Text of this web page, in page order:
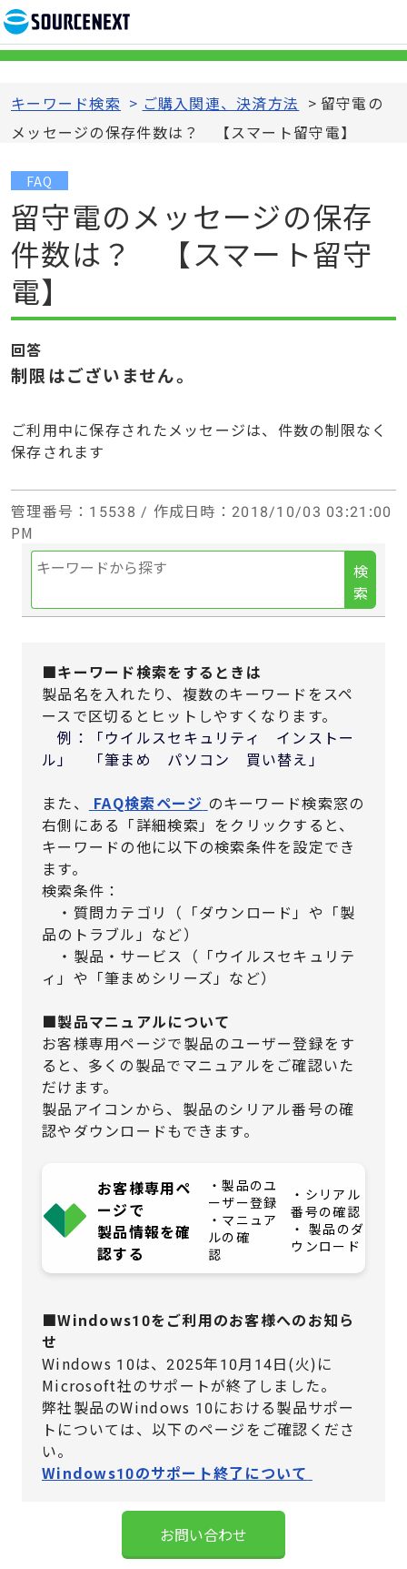
キーワード検索 > ご購入関連、決済方法 > 留守電の
メッセージの保存件数は？ 【スマート留守電】
FAQ
留守電のメッセージの保存
件数は？ 【スマート留守
電】
回答
制限はございません。
ご利用中に保存されたメッセージは、件数の制限なく
保存されます
管理番号 ：15538 / 作成日時 ：2018/10/03 03:21:00
PM
検
索
■キーワード検索をするときは
製品名を入れたり、複数のキーワードをスペ
ースで区切るとヒットしやすくなります。
例：「ウイルスセキュリティ インストー
ル」 「筆まめ パソコン 買い替え」
また、
FAQ検索ページ のキーワード検索窓の
右側にある「詳細検索」をクリックすると、
キーワードの他に以下の検索条件を設定でき
ます。
検索条件：
・質問カテゴリ（「ダウンロード」や「製
品のトラブル」など）
・製品・サービス（「ウイルスセキュリテ
ィ」や「筆まめシリーズ」など）
■製品マニュアルについて
お客様専用ページで製品のユーザー登録をす
ると、多くの製品でマニュアルをご確認いた
だけます。
製品アイコンから、製品のシリアル番号の確
認やダウンロードもできます。
お客様専用ペ
ージで
製品情報を確
認する
・製品のユ
ーザー登録
・マニュア
ルの確
認
・シリアル
番号の確認
・ 製品のダ
ウンロード
■Windows10をご利用のお客様へのお知ら
せ
Windows 10は、2025年10月14日(火)に
Microsoft社のサポートが終了しました。
弊社製品のWindows 10における製品サポー
トについては、 以下のページをご確認くださ
い。
Windows10のサポート終了について
お問い合わせ